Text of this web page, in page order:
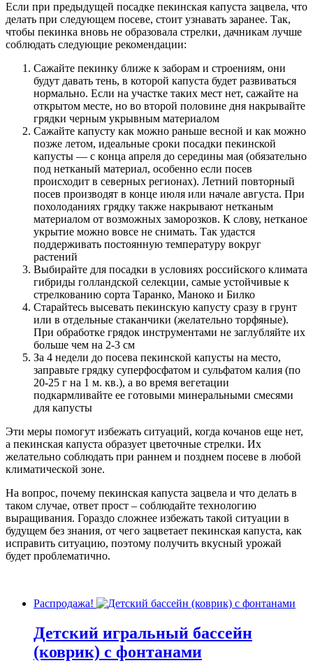
Если при предыдущей посадке пекинская капуста зацвела, что
делать при следующем посеве, стоит узнавать заранее. Так,
чтобы пекинка вновь не образовала стрелки, дачникам лучше
соблюдать следующие рекомендации:
Сажайте пекинку ближе к заборам и строениям, они
будут давать тень, в которой капуста будет развиваться
нормально. Если на участке таких мест нет, сажайте на
открытом месте, но во второй половине дня накрывайте
грядки черным укрывным материалом
Сажайте капусту как можно раньше весной и как можно
позже летом, идеальные сроки посадки пекинской
капусты — с конца апреля до середины мая (обязательно
под нетканый материал, особенно если посев
происходит в северных регионах). Летний повторный
посев производят в конце июля или начале августа. При
похолоданиях грядку также накрывают нетканым
материалом от возможных заморозков. К слову, нетканое
укрытие можно вовсе не снимать. Так удастся
поддерживать постоянную температуру вокруг
растений
Выбирайте для посадки в условиях российского климата
гибриды голландской селекции, самые устойчивые к
стрелкованию сорта Таранко, Маноко и Билко
Старайтесь высевать пекинскую капусту сразу в грунт
или в отдельные стаканчики (желательно торфяные).
При обработке грядок инструментами не заглубляйте их
больше чем на 2-3 см
За 4 недели до посева пекинской капусты на место,
заправьте грядку суперфосфатом и сульфатом калия (по
20-25 г на 1 м. кв.), а во время вегетации
подкармливайте ее готовыми минеральными смесями
для капусты
Эти меры помогут избежать ситуаций, когда кочанов еще нет,
а пекинская капуста образует цветочные стрелки. Их
желательно соблюдать при раннем и позднем посеве в любой
климатической зоне.
На вопрос, почему пекинская капуста зацвела и что делать в
таком случае, ответ прост – соблюдайте технологию
выращивания. Гораздо сложнее избежать такой ситуации в
будущем без знания, от чего зацветает пекинская капуста, как
исправить ситуацию, поэтому получить вкусный урожай
будет проблематично.
Распродажа!
Детский игральный бассейн
(коврик) с фонтанами